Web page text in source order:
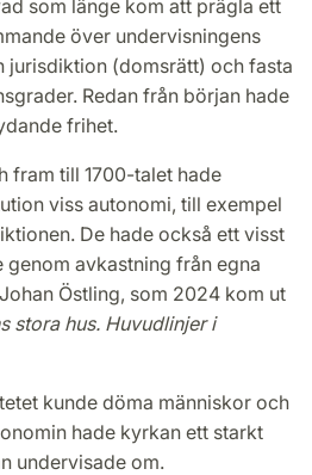
som länge kom att prägla ett
över undervisningens
jurisdiktion (domsrätt) och fasta
Redan från början hade
frihet.
fram till 1700-talet hade
viss autonomi, till exempel
De hade också ett visst
avkastning från egna
Östling, som 2024 kom ut
stora hus. Huvudlinjer i
kunde döma människor och
hade kyrkan ett starkt
undervisade om.